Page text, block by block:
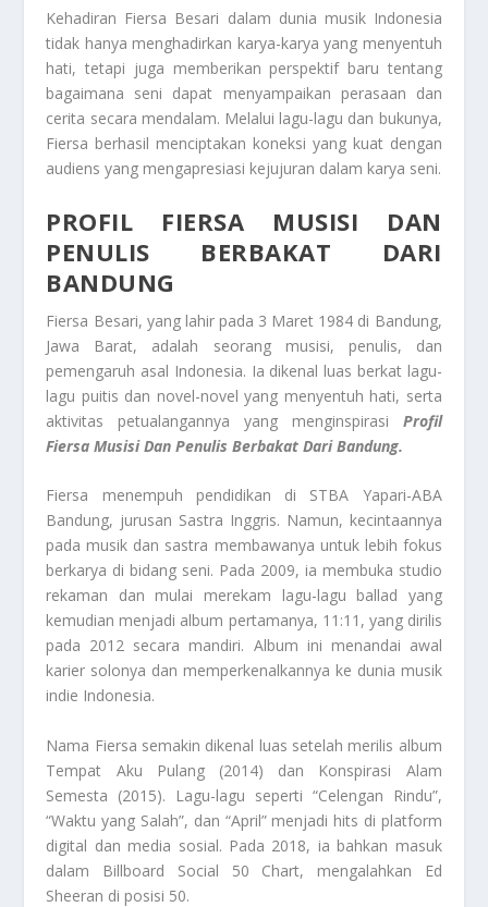
Kehadiran Fiersa Besari dalam dunia musik Indonesia
tidak hanya menghadirkan karya-karya yang menyentuh
hati, tetapi juga memberikan perspektif baru tentang
bagaimana seni dapat menyampaikan perasaan dan
cerita secara mendalam. Melalui lagu-lagu dan bukunya,
Fiersa berhasil menciptakan koneksi yang kuat dengan
audiens yang mengapresiasi kejujuran dalam karya seni.
PROFIL FIERSA MUSISI DAN
PENULIS BERBAKAT DARI
BANDUNG
Fiersa Besari, yang lahir pada 3 Maret 1984 di Bandung,
Jawa Barat, adalah seorang musisi, penulis, dan
pemengaruh asal Indonesia. Ia dikenal luas berkat lagu-
lagu puitis dan novel-novel yang menyentuh hati, serta
aktivitas petualangannya yang menginspirasi
Profil
Fiersa Musisi Dan Penulis Berbakat Dari Bandung.
Fiersa menempuh pendidikan di STBA Yapari-ABA
Bandung, jurusan Sastra Inggris. Namun, kecintaannya
pada musik dan sastra membawanya untuk lebih fokus
berkarya di bidang seni. Pada 2009, ia membuka studio
rekaman dan mulai merekam lagu-lagu ballad yang
kemudian menjadi album pertamanya, 11:11, yang dirilis
pada 2012 secara mandiri. Album ini menandai awal
karier solonya dan memperkenalkannya ke dunia musik
indie Indonesia.
Nama Fiersa semakin dikenal luas setelah merilis album
Tempat Aku Pulang (2014) dan Konspirasi Alam
Semesta (2015). Lagu-lagu seperti “Celengan Rindu”,
“Waktu yang Salah”, dan “April” menjadi hits di platform
digital dan media sosial. Pada 2018, ia bahkan masuk
dalam Billboard Social 50 Chart, mengalahkan Ed
Sheeran di posisi 50.